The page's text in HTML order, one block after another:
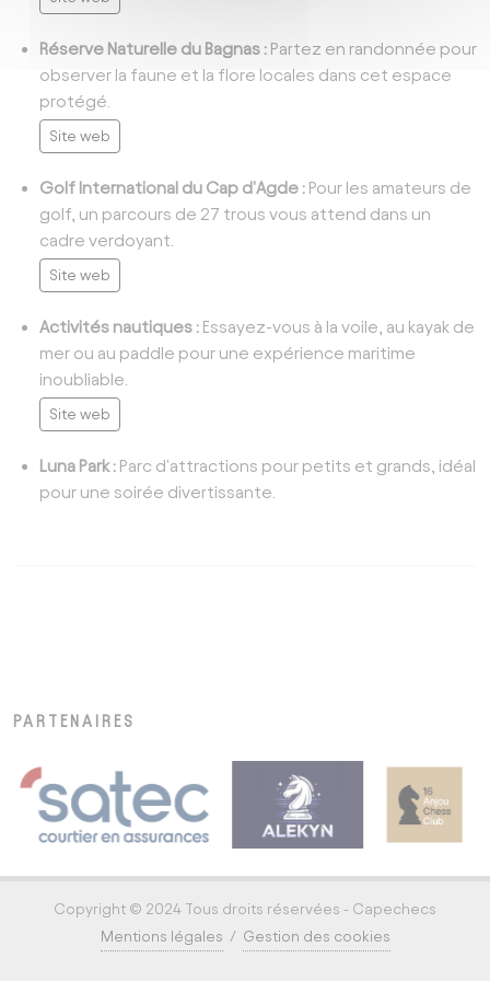
Réserve Naturelle du Bagnas : Partez en randonnée pour
observer la faune et la flore locales dans cet espace
protégé.
Site web
Golf International du Cap d'Agde : Pour les amateurs de
golf, un parcours de 27 trous vous attend dans un
cadre verdoyant.
Site web
Activités nautiques : Essayez-vous à la voile, au kayak de
mer ou au paddle pour une expérience maritime
inoubliable.
Site web
Luna Park : Parc d'attractions pour petits et grands, idéal
pour une soirée divertissante.
PARTENAIRES
Copyright © 2024 Tous droits réservées - Capechecs
Mentions légales / Gestion des cookies